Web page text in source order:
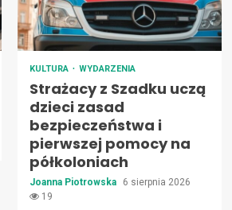
KULTURA WYDARZENIA
Strażacy z Szadku uczą
dzieci zasad
bezpieczeństwa i
pierwszej pomocy na
półkoloniach
Joanna Piotrowska
6 sierpnia 2026
19